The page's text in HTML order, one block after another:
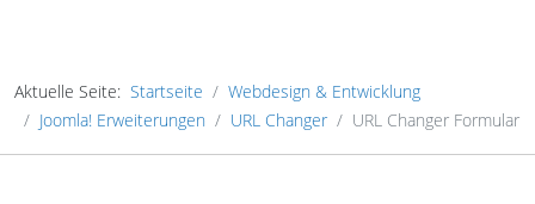
Aktuelle Seite: Startseite
Webdesign & Entwicklung
Joomla! Erweiterungen
URL Changer URL Changer Formular